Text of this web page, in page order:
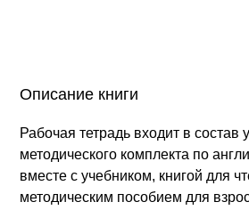
Описание книги
Рабочая тетрадь входит в состав
методического комплекта по
вместе с учебником, книгой для
методическим пособием для